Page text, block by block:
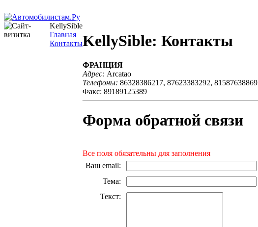
KellySible
Главная
КонтактыKellySible: Контакты
ФРАНЦИЯ
Адрес: Arcatao
Телефоны: 86328386217, 87623383292, 81587638869
Факс: 89189125389
Форма обратной связи
Все поля обязательны для заполнения
Ваш email:
Тема:
Текст: